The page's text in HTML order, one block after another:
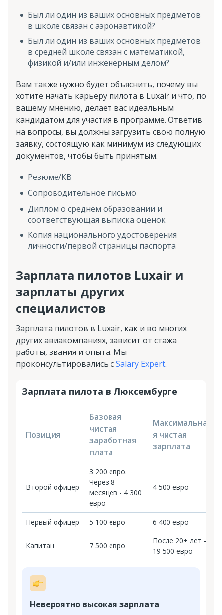
Был ли один из ваших основных предметов
в школе связан с аэронавтикой?
Был ли один из ваших основных предметов
в средней школе связан с математикой,
физикой и/или инженерным делом?
Вам также нужно будет объяснить, почему вы
хотите начать карьеру пилота в Luxair и что, по
вашему мнению, делает вас идеальным
кандидатом для участия в программе. Ответив
на вопросы, вы должны загрузить свою полную
заявку, состоящую как минимум из следующих
документов, чтобы быть принятым.
Резюме/КВ
Сопроводительное письмо
Диплом о среднем образовании и
соответствующая выписка оценок
Копия национального удостоверения
личности/первой страницы паспорта
Зарплата пилотов Luxair и
зарплаты других
специалистов
Зарплата пилотов в Luxair, как и во многих
других авиакомпаниях, зависит от стажа
работы, звания и опыта. Мы
проконсультировались сSalary Expert.
Зарплата пилота в Люксембурге
Позиция
Базовая
чистая
заработная
плата
Максимальна
я чистая
зарплата
Второй офицер
3 200 евро.
Через 8
месяцев - 4 300
евро
4 500 евро
Первый офицер 5 100 евро 6 400 евро
Капитан 7 500 евро
После 20+ лет -
19 500 евро
Невероятно высокая зарплата